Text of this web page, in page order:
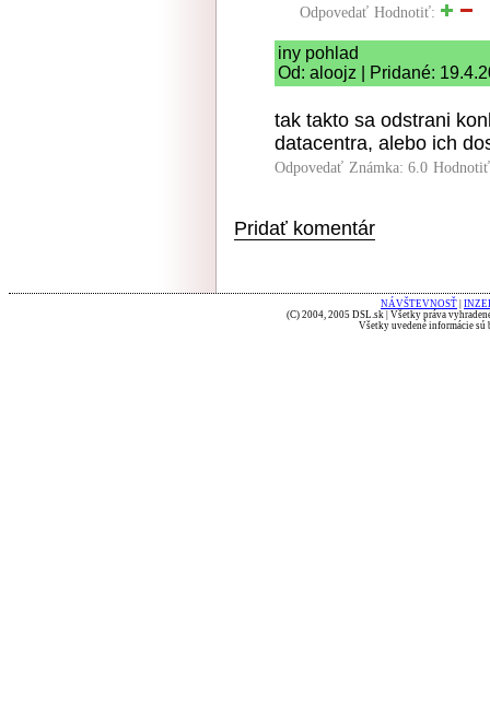
Odpovedať Hodnotiť:
iny pohlad
Od: aloojz | Pridané:
tak takto sa odstrani
datacentra, alebo ich
Odpovedať Známka: 6.0
Pridať komentár
NÁVŠTEVNOSŤ
(C) 2004, 2005 DSL.sk | Všetky práva
Všetky uvedené informácie sú